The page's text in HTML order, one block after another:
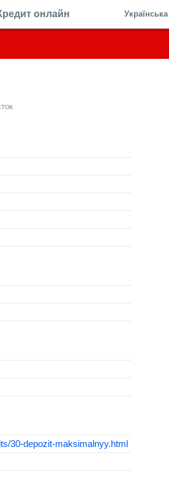
онлайн Українська
30-depozit-maksimalnyy.html